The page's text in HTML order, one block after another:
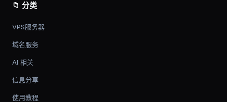
📁 分类
VPS服务器
域名服务
AI 相关
信息分享
使用教程